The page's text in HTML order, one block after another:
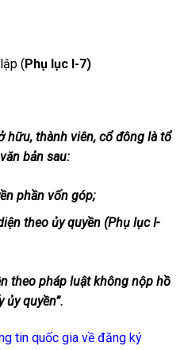
(Phụ lục I-7)
thành viên, cổ đông là tổ
bản sau:
phần vốn góp;
theo ủy quyền (Phụ lục I-
theo pháp luật không nộp hồ
ủy quyền”.
tin quốc gia về đăng ký